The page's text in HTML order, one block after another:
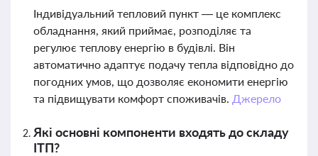
Індивідуальний тепловий пункт — це комплекс
обладнання, який приймає, розподіляє та
регулює теплову енергію в будівлі. Він
автоматично адаптує подачу тепла відповідно до
погодних умов, що дозволяє економити енергію
та підвищувати комфорт споживачів. Джерело
Які основні компоненти входять до складу
ІТП?